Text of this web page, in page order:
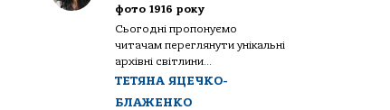
фото 1916 року
Сьогодні пропонуємо
читачам переглянути унікальні
архівні світлини...
ТЕТЯНА ЯЦЕЧКО-
БЛАЖЕНКО